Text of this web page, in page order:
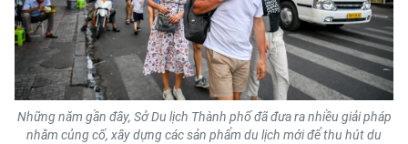
Những năm gần đây, Sở Du lịch Thành phố đã đưa ra nhiều giải pháp
nhằm củng cố, xây dựng các sản phẩm du lịch mới để thu hút du